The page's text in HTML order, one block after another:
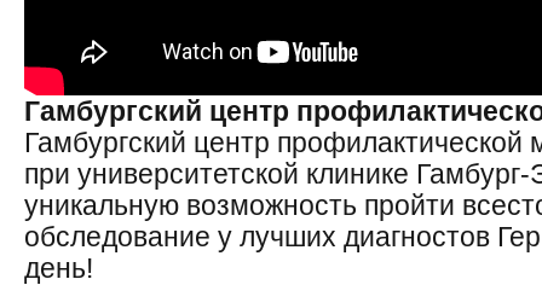
Гамбургский центр
Гамбургский центр профилактической
при университетской клинике
уникальную возможность пройти
обследование у лучших диагностов
день!